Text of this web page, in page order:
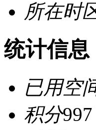
所在时
统计信息
已用空
积分997